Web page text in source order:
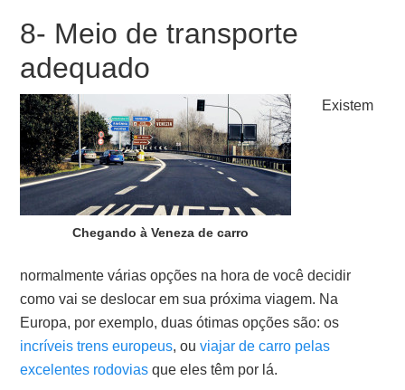
8- Meio de transporte
adequado
Chegando à Veneza de carro
Existem
normalmente várias opções na hora de você decidir
como vai se deslocar em sua próxima viagem. Na
Europa, por exemplo, duas ótimas opções são: os
incríveis trens europeus, ouviajar de carro pelas
excelentes rodovias que eles têm por lá.